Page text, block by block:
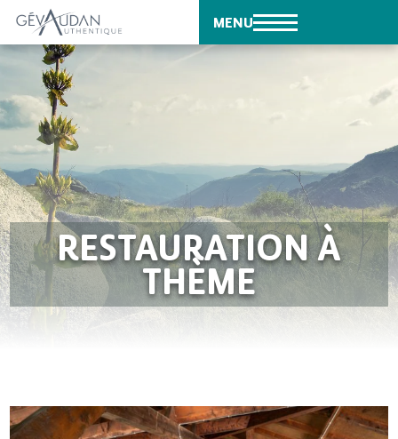
MENU
RESTAURATION À
THÈME